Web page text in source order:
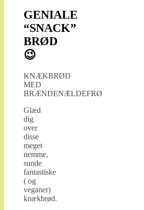
GENIALE
“SNACK”
BRØD
😉
KNÆKBRØD
MED
BRÆNDENÆLDEFRØ
Glæd
dig
over
disse
meget
nemme,
sunde
fantastiske
( og
veganer)
knækbrød.